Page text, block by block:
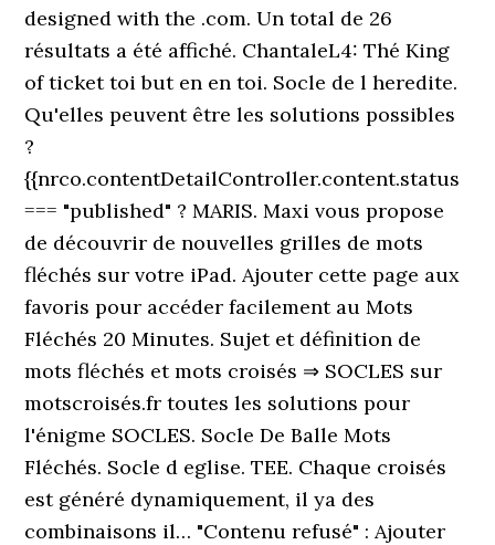
designed with the .com. Un total de 26
résultats a été affiché. ChantaleL4: Thé King
of ticket toi but en en toi. Socle de l heredite.
Qu'elles peuvent être les solutions possibles
?
{{nrco.contentDetailController.content.status
=== "published" ? MARIS. ‎Maxi vous propose
de découvrir de nouvelles grilles de mots
fléchés sur votre iPad. Ajouter cette page aux
favoris pour accéder facilement au Mots
Fléchés 20 Minutes. Sujet et définition de
mots fléchés et mots croisés ⇒ SOCLES sur
motscroisés.fr toutes les solutions pour
l'énigme SOCLES. Socle De Balle Mots
Fléchés. Socle d eglise. TEE. Chaque croisés
est généré dynamiquement, il ya des
combinaisons il… "Contenu refusé" : Ajouter